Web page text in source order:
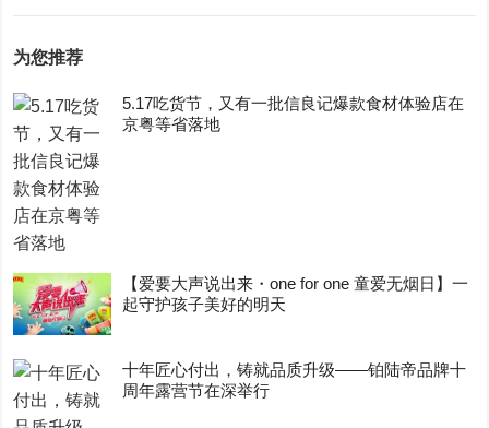
为您推荐
5.17吃货节，又有一批信良记爆款食材体验店在
京粤等省落地
【爱要大声说出来・one for one 童爱无烟日】一
起守护孩子美好的明天
十年匠心付出，铸就品质升级——铂陆帝品牌十
周年露营节在深举行